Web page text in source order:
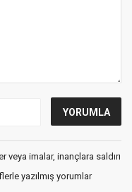
imalar, inançlara saldırı
yazılmış yorumlar